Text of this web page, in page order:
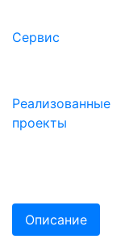
Сервис
Реализованные
проекты
Описание